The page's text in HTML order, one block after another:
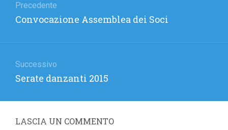
articoli
Precedente
Articolo
Convocazione Assemblea dei Soci
Successivo
Articolo
Serate danzanti 2015
LASCIA UN COMMENTO